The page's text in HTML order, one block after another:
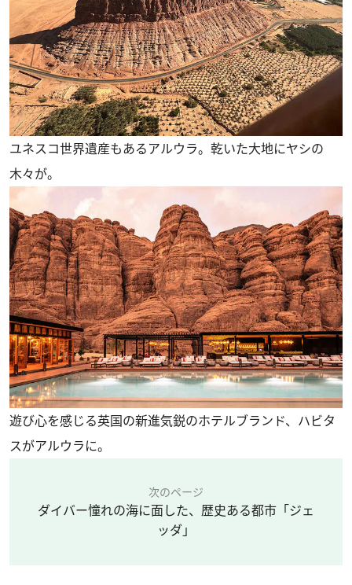
ユネスコ世界遺産もあるアルウラ。乾いた大地にヤシの
木々が。
遊び心を感じる英国の新進気鋭のホテルブランド、ハビタ
スがアルウラに。
次のページ
ダイバー憧れの海に面した、歴史ある都市「ジェ
ッダ」